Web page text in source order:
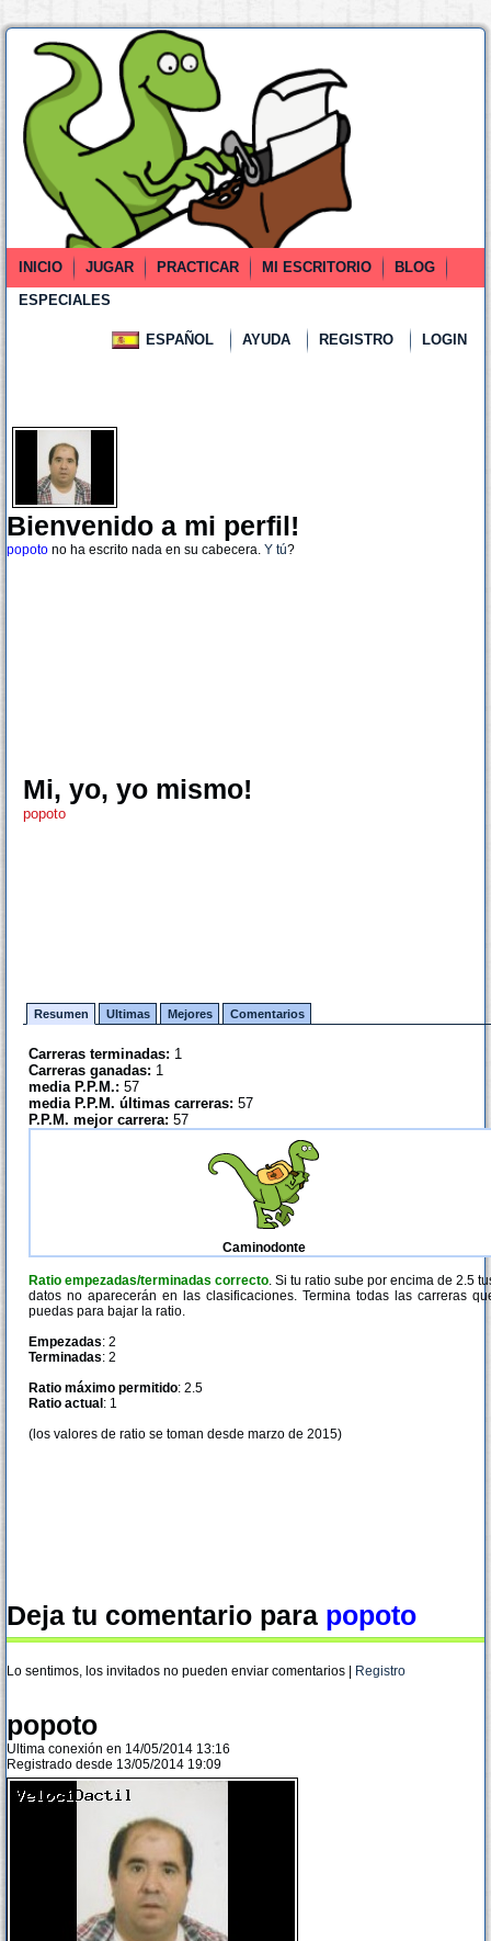
INICIO JUGAR PRACTICAR MI ESCRITORIO
BLOG
ESPECIALES
ESPAÑOL AYUDA REGISTRO LOGIN
Bienvenido a mi perfil!
popoto no ha escrito nada en su cabecera. Y tú?
Mi, yo, yo mismo!
popoto
Resumen Ultimas Mejores Comentarios
Carreras terminadas: 1
Carreras ganadas: 1
media P.P.M.: 57
media P.P.M. últimas carreras: 57
P.P.M. mejor carrera: 57
Caminodonte
Ratio empezadas/terminadas correcto. Si tu ratio sube por encima de 2.5
datos no aparecerán en las clasificaciones. Termina todas las carreras
puedas para bajar la ratio.
Empezadas: 2
Terminadas: 2
Ratio máximo permitido: 2.5
Ratio actual : 1
(los valores de ratio se toman desde marzo de 2015)
Deja tu comentario para popoto
Lo sentimos, los invitados no pueden enviar comentarios | Registro
popoto
Ultima conexión en 14/05/2014 13:16
Registrado desde 13/05/2014 19:09